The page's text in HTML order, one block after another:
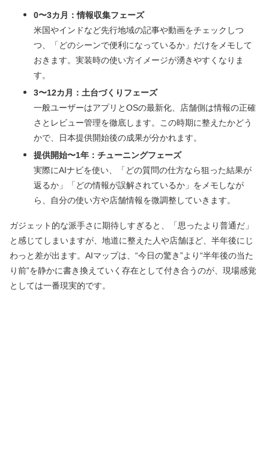
0〜3カ月：情報収集フェーズ
米国やインドなど先行地域の記事や動画をチェックしつ
つ、「どのシーンで便利になっているか」だけをメモして
おきます。実装時の使い方イメージが湧きやすくなりま
す。
3〜12カ月：土台づくりフェーズ
一般ユーザーはアプリとOSの最新化、店舗側は情報の正確
さとレビュー管理を徹底します。この時期に整えたかどう
かで、日本提供開始後の成果が分かれます。
提供開始〜1年：チューニングフェーズ
実際にAIナビを使い、「どの質問の仕方なら狙った結果が
返るか」「どの情報が誤解されているか」をメモしなが
ら、自分の使い方や店舗情報を微調整していきます。
ガジェット的な派手さに期待しすぎると、「思ったより普通だ」
と感じてしまいますが、地道に整えた人や店舗ほど、半年後にじ
わっと差が出ます。AIマップは、“今日の驚き”より“半年後の当た
り前”を静かに書き換えていく存在として付き合うのが、現場感覚
としては一番現実的です。